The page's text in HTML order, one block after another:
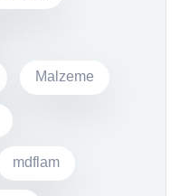
Malzeme
mdflam